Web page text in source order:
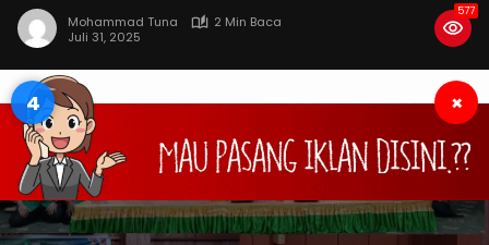
Mohammad Tuna
2 Min Baca
Juli 31, 2025
577
3 ×